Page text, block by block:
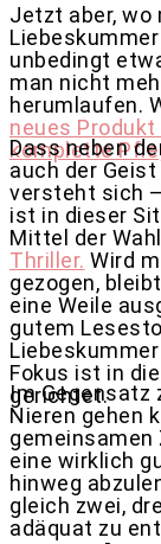
Jetzt aber, wo
unbedingt
man nicht
herumlaufen.
neues
komplette
Dass neben
auch der
versteht sich
ist in dieser
Mittel der
Thriller. Wird
gezogen,
eine Weile
gutem
Fokus ist in
gerichtet.
Im Gegensatz
Nieren gehen
gemeinsamen
eine wirklich
hinweg
gleich zwei,
adäquat zu